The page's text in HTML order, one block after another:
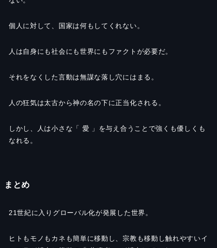
個人に対して、国家は何もしてくれない。
人は自身にも社会にも世界にもファクトが必要だ。
それをなくした言動は無謀な落し穴にはまる。
人の狂気は太古から神の名の下に正当化される。
しかし、人は小さな「 愛 」を与え合うことで強くも優しくも
なれる。
まとめ
21世紀に入りグローバル化が発展した世界。
ヒトもモノもカネも簡単に移動し、宗教も移動し触れやすいイ